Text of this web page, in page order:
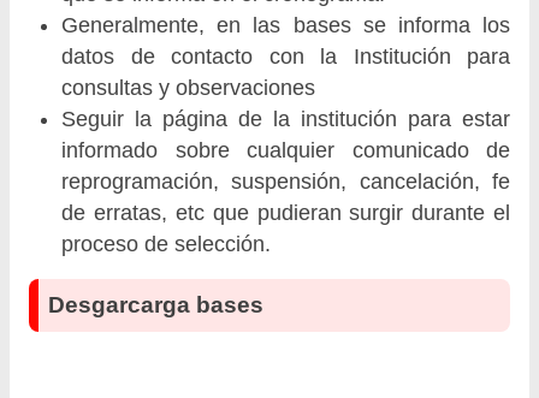
Generalmente, en las bases se informa los
datos de contacto con la Institución para
consultas y observaciones
Seguir la página de la institución para estar
informado sobre cualquier comunicado de
reprogramación, suspensión, cancelación, fe
de erratas, etc que pudieran surgir durante el
proceso de selección.
Desgarcarga bases